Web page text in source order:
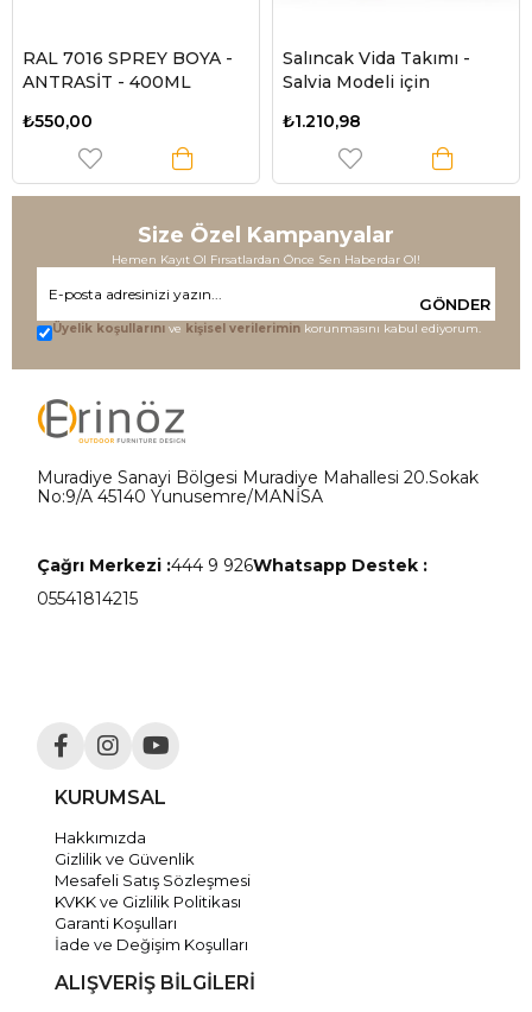
RAL 7016 SPREY BOYA -
ANTRASİT - 400ML
₺550,00
Salıncak Vida Takımı -
Salvia Modeli için
₺1.210,98
Size Özel Kampanyalar
Hemen Kayıt Ol Fırsatlardan Önce Sen Haberdar Ol!
GÖNDER
Üyelik koşullarını ve kişisel verilerimin korunmasını kabul ediyorum.
Muradiye Sanayi Bölgesi Muradiye Mahallesi 20.Sokak
No:9/A 45140 Yunusemre/MANİSA
Çağrı Merkezi :444 9 926Whatsapp Destek :
05541814215
KURUMSAL
Hakkımızda
Gizlilik ve Güvenlik
Mesafeli Satış Sözleşmesi
KVKK ve Gizlilik Politikası
Garanti Koşulları
İade ve Değişim Koşulları
ALIŞVERİŞ BİLGİLERİ